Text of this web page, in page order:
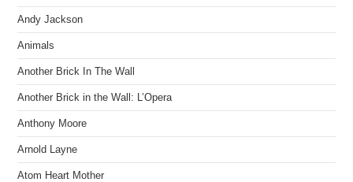
Andy Jackson
Animals
Another Brick In The Wall
Another Brick in the Wall: L’Opera
Anthony Moore
Arnold Layne
Atom Heart Mother